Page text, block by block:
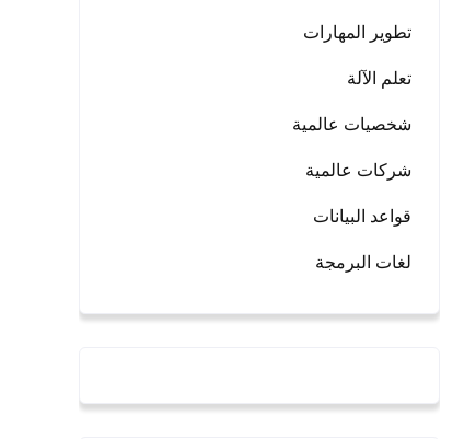
تطوير المهارات
تعلم الآلة
شخصيات عالمية
شركات عالمية
قواعد البيانات
لغات البرمجة